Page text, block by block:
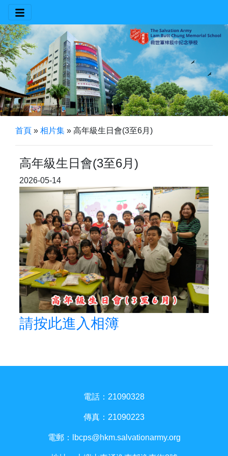
首頁 » 相片集 » 高年級生日會(3至6月)
高年級生日會(3至6月)
2026-05-14
請按此進入相簿
電話：21090328
傳真：21090223
電郵： lbcps@hkm.salvationarmy.org